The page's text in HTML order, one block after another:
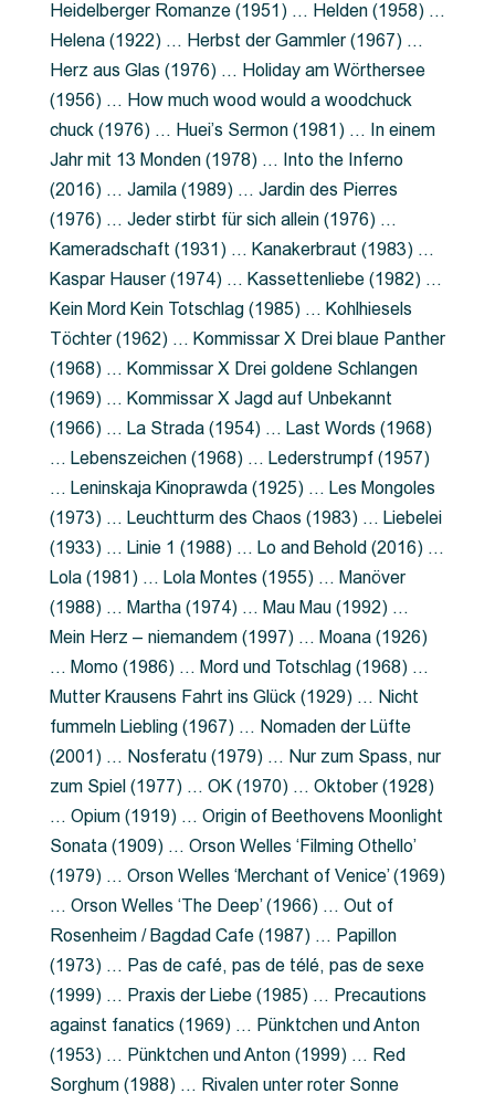
Heidelberger Romanze (1951) … Helden (1958) …
Helena (1922) … Herbst der Gammler (1967) …
Herz aus Glas (1976) … Holiday am Wörthersee
(1956) … How much wood would a woodchuck
chuck (1976) … Huei’s Sermon (1981) … In einem
Jahr mit 13 Monden (1978) … Into the Inferno
(2016) … Jamila (1989) … Jardin des Pierres
(1976) … Jeder stirbt für sich allein (1976) …
Kameradschaft (1931) … Kanakerbraut (1983) …
Kaspar Hauser (1974) … Kassettenliebe (1982) …
Kein Mord Kein Totschlag (1985) … Kohlhiesels
Töchter (1962) … Kommissar X Drei blaue Panther
(1968) … Kommissar X Drei goldene Schlangen
(1969) … Kommissar X Jagd auf Unbekannt
(1966) … La Strada (1954) … Last Words (1968)
… Lebenszeichen (1968) … Lederstrumpf (1957)
… Leninskaja Kinoprawda (1925) … Les Mongoles
(1973) … Leuchtturm des Chaos (1983) … Liebelei
(1933) … Linie 1 (1988) … Lo and Behold (2016) …
Lola (1981) … Lola Montes (1955) … Manöver
(1988) … Martha (1974) … Mau Mau (1992) …
Mein Herz – niemandem (1997) … Moana (1926)
… Momo (1986) … Mord und Totschlag (1968) …
Mutter Krausens Fahrt ins Glück (1929) … Nicht
fummeln Liebling (1967) … Nomaden der Lüfte
(2001) … Nosferatu (1979) … Nur zum Spass, nur
zum Spiel (1977) … OK (1970) … Oktober (1928)
… Opium (1919) … Origin of Beethovens Moonlight
Sonata (1909) … Orson Welles ‘Filming Othello’
(1979) … Orson Welles ‘Merchant of Venice’ (1969)
… Orson Welles ‘The Deep’ (1966) … Out of
Rosenheim / Bagdad Cafe (1987) … Papillon
(1973) … Pas de café, pas de télé, pas de sexe
(1999) … Praxis der Liebe (1985) … Precautions
against fanatics (1969) … Pünktchen und Anton
(1953) … Pünktchen und Anton (1999) … Red
Sorghum (1988) … Rivalen unter roter Sonne